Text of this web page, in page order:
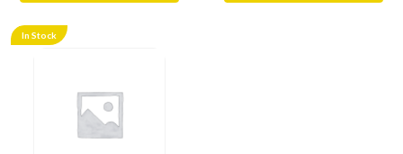
In Stock